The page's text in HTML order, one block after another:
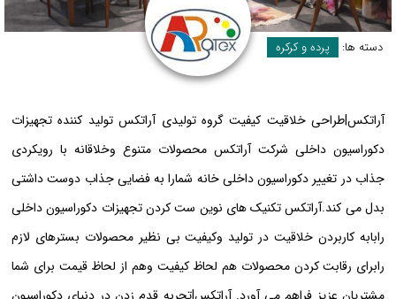
دسته ها: پرده و کرکره
آراتکس|طراحی خلاقیت کیفیت گروه تولیدی آراتکس تولید کننده تجهیزات
دکوراسیون داخلی شرکت آراتکس محصولات متنوع وخلاقانه با رویکردی
جذاب در تغییر دکوراسیون داخلی خانه شمارا به فضایی جذاب دوست داشتی
بدل می کند.آراتکس تکنیک های نوین ست کردن تجهیزات دکوراسیون داخلی
رابابه کاربردن خلاقیت در تولید وکیفیت بی نظیر محصولات بسترهای لازم
رابرای رقابت کردن محصولات هم لحاظ کیفیت وهم از لحاظ قیمت برای شما